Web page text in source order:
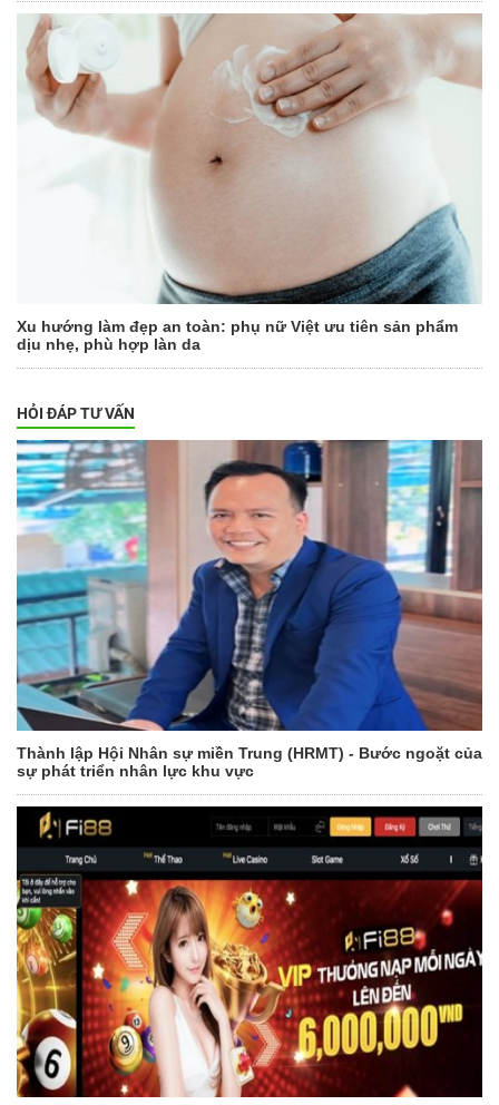
Xu hướng làm đẹp an toàn: phụ nữ Việt ưu tiên sản phẩm
dịu nhẹ, phù hợp làn da
HỎI ĐÁP TƯ VẤN
Thành lập Hội Nhân sự miền Trung (HRMT) - Bước ngoặt của
sự phát triển nhân lực khu vực